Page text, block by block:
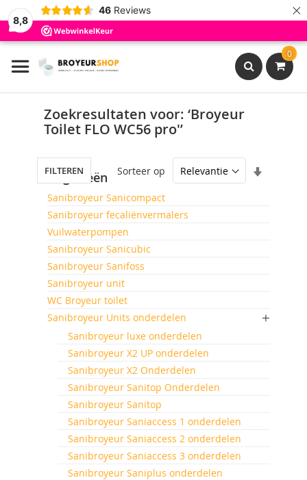
8,8
46 Reviews ×
Ga
naar
de
0
Search
Zoekresultaten voor: ‘Broyeur
Toilet FLO WC56 pro'’
Sorteer op
FILTEREN
Categorieën
Sanibroyeur Sanicompact
Sanibroyeur fecaliënvermalers
Vuilwaterpompen
Sanibroyeur Sanicubic
Sanibroyeur Sanifoss
Sanibroyeur unit
WC Broyeur toilet
Sanibroyeur Units onderdelen
Sanibroyeur luxe onderdelen
Sanibroyeur X2 UP onderdelen
Sanibroyeur X2 Onderdelen
Sanibroyeur Sanitop Onderdelen
Sanibroyeur Sanitop
Sanibroyeur Saniaccess 1 onderdelen
Sanibroyeur Saniaccess 2 onderdelen
Sanibroyeur Saniaccess 3 onderdelen
Sanibroyeur Saniplus onderdelen